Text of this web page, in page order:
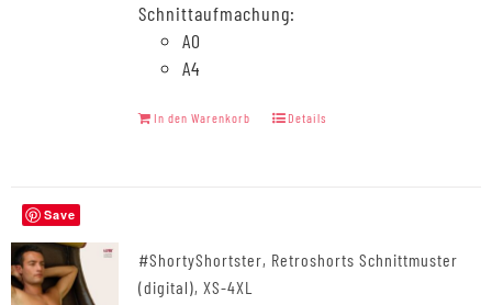
Schnittaufmachung:
A0
A4
In den Warenkorb Details
Save
#ShortyShortster, Retroshorts Schnittmuster
(digital), XS-4XL